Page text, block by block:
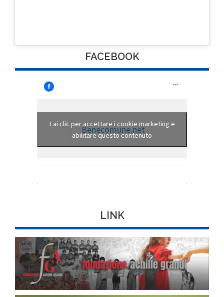
FACEBOOK
Benecomune.net
Fai clic per accettare i cookie marketing e
abilitare questo contenuto
LINK